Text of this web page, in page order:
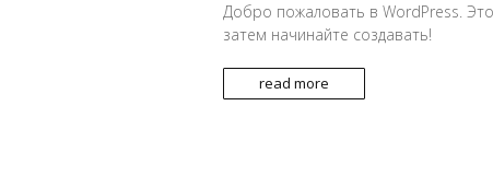
Добро пожаловать в WordPress.
затем начинайте создавать!
read more